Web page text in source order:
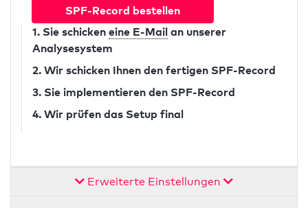
SPF-Record bestellen
1. Sie schicken eine E-Mail an unserer
Analysesystem
2. Wir schicken Ihnen den fertigen SPF-Record
3. Sie implementieren den SPF-Record
4. Wir prüfen das Setup final
Erweiterte Einstellungen